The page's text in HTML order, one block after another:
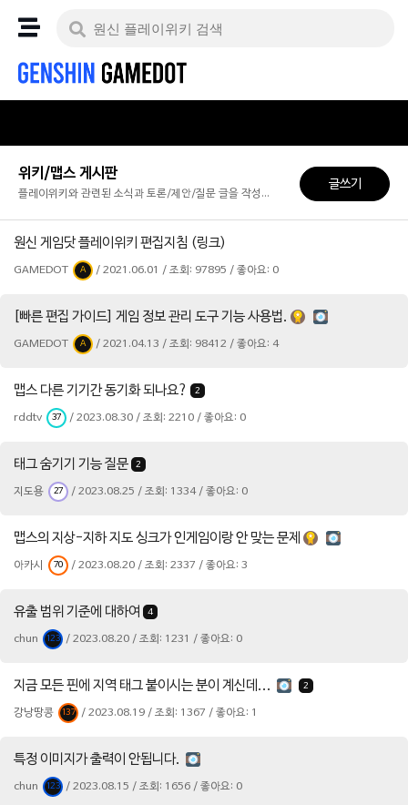
위키/맵스 게시판
플레이위키와 관련된 소식과 토론/제안/질문 글을 작성하고 조회할 수 있습니다.
글쓰기
원신 게임닷 플레이위키 편집지침 (링크)
GAMEDOT A / 2021.06.01 / 조회: 97895 / 좋아요: 0
[빠른 편집 가이드] 게임 정보 관리 도구 기능 사용법.
GAMEDOT A / 2021.04.13 / 조회: 98412 / 좋아요: 4
맵스 다른 기기간 동기화 되나요? 2
rddtv 37 / 2023.08.30 / 조회: 2210 / 좋아요: 0
태그 숨기기 기능 질문 2
지도용 27 / 2023.08.25 / 조회: 1334 / 좋아요: 0
맵스의 지상-지하 지도 싱크가 인게임이랑 안 맞는 문제
아카시 70 / 2023.08.20 / 조회: 2337 / 좋아요: 3
유출 범위 기준에 대하여 4
chun 123 / 2023.08.20 / 조회: 1231 / 좋아요: 0
지금 모든 핀에 지역 태그 붙이시는 분이 계신데... 2
강낭땅콩 137 / 2023.08.19 / 조회: 1367 / 좋아요: 1
특정 이미지가 출력이 안됩니다.
chun 123 / 2023.08.15 / 조회: 1656 / 좋아요: 0